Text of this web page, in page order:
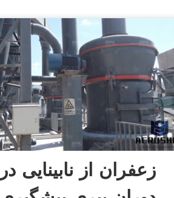
زعفران از نابینایی در